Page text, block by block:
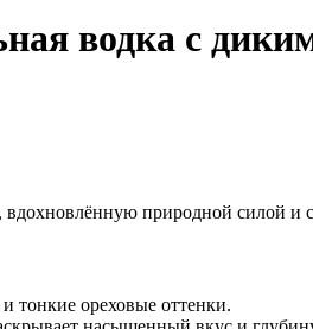
водка с
вдохновлённую природной силой и
и тонкие ореховые оттенки.